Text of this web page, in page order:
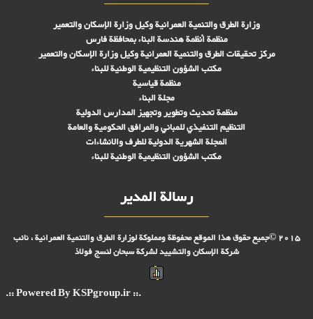
وزارة الطرق والتنمية العمرانية وكيل وزارة الإسكان والتعمير
منظمة أنظمة هندسة البناء بمحافظة فارس
مركز تحقیقات الطرق والتنمية العمرانية وكيل وزارة الإسكان والتعمير
مكتب الشؤون التنظيمية الوطنية للبناء
منظمة قياسية
مجلة البناء
منظمة تحديث وتطوير وتجهيز المدارس الدولية
التنظيم التنفيذي للمباني والمرافق الحكومية والعامة
المجلة الشهرية الدولية للطرف والانشاءات
مكتب الشؤون التنظيمية الوطنية للبناء
رسالة المدير
2015 ©جميع حقوق هذا الموقع محفوظة ومملوكة لوزارة الطرق والتنمية العمرانية ، نائب
شركة الإسكان والتشييد لشركة سبحان لنسج فولاذ
.:: Powered By KSPgroup.ir ::.